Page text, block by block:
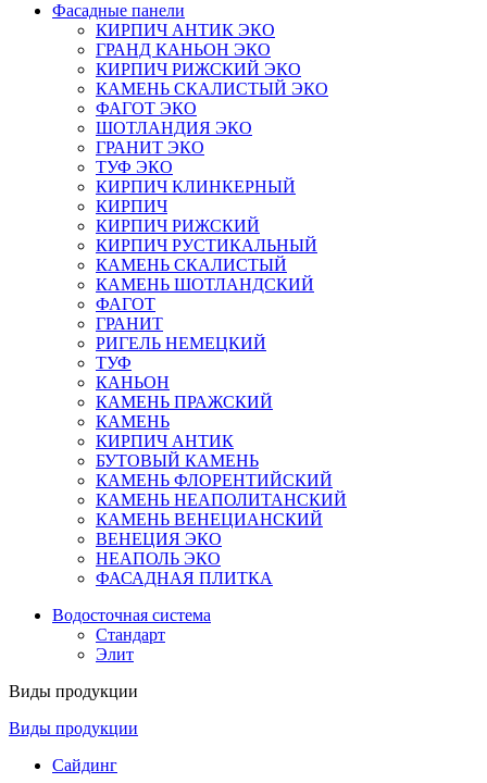
Фасадные панели
КИРПИЧ АНТИК ЭКО
ГРАНД КАНЬОН ЭКО
КИРПИЧ РИЖСКИЙ ЭКО
КАМЕНЬ СКАЛИСТЫЙ ЭКО
ФАГОТ ЭКО
ШОТЛАНДИЯ ЭКО
ГРАНИТ ЭКО
ТУФ ЭКО
КИРПИЧ КЛИНКЕРНЫЙ
КИРПИЧ
КИРПИЧ РИЖСКИЙ
КИРПИЧ РУСТИКАЛЬНЫЙ
КАМЕНЬ СКАЛИСТЫЙ
КАМЕНЬ ШОТЛАНДСКИЙ
ФАГОТ
ГРАНИТ
РИГЕЛЬ НЕМЕЦКИЙ
ТУФ
КАНЬОН
КАМЕНЬ ПРАЖСКИЙ
КАМЕНЬ
КИРПИЧ АНТИК
БУТОВЫЙ КАМЕНЬ
КАМЕНЬ ФЛОРЕНТИЙСКИЙ
КАМЕНЬ НЕАПОЛИТАНСКИЙ
КАМЕНЬ ВЕНЕЦИАНСКИЙ
ВЕНЕЦИЯ ЭКО
НЕАПОЛЬ ЭКО
ФАСАДНАЯ ПЛИТКА
Водосточная система
Стандарт
Элит
Виды продукции
Виды продукции
Сайдинг